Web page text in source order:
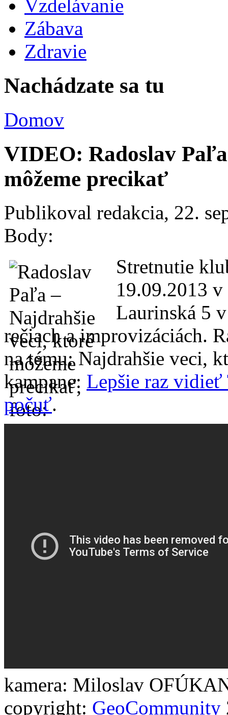
Vzdelávanie
Zábava
Zdravie
Nachádzate sa tu
Domov
VIDEO: Radoslav
môžeme precikať
Publikoval redakcia, 22.
Body:
Stretnutie
19.09.2013
Laurinská 5
rečiach a improvizáciách.
na tému: Najdrahšie veci,
kampane: Lepšie raz vidieť
počuť.
kamera: Miloslav
copyright: GeoCommunity